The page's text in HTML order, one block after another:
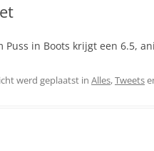
Puss in Boots krijgt een 6.5,
werd geplaatst in Alles,Tweets